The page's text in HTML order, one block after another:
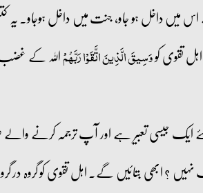
ہو جاو، جنت میں داخل ہوجاو۔ یہ
تقوی کووَسِيقَ الَّذِينَ اتَّقَوْا رَبَّهُمْاللہ کے غضب
جیسی تعبیر ہے اور آپ ترجمہ کرنے
؟ ابھی بتائیں گے۔ اہل تقوی کو گروہ در